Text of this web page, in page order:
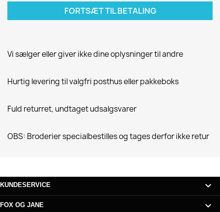
FORTSÆT TIL BETALING
Vi sælger eller giver ikke dine oplysninger til andre
Hurtig levering til valgfri posthus eller pakkeboks
Fuld returret, undtaget udsalgsvarer
OBS: Broderier specialbestilles og tages derfor ikke retur
KUNDESERVICE 
FOX OG JANE 